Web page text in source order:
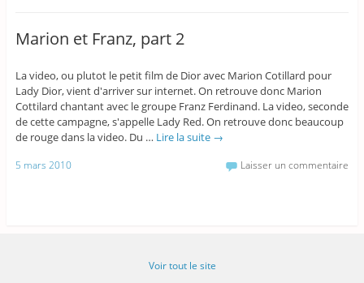
Marion et Franz, part 2
La video, ou plutot le petit film de Dior avec Marion Cotillard pour
Lady Dior, vient d'arriver sur internet. On retrouve donc Marion
Cottilard chantant avec le groupe Franz Ferdinand. La video, seconde
de cette campagne, s'appelle Lady Red. On retrouve donc beaucoup
de rouge dans la video. Du … Lire la suite →
5 mars 2010 Laisser un commentaire
Voir tout le site